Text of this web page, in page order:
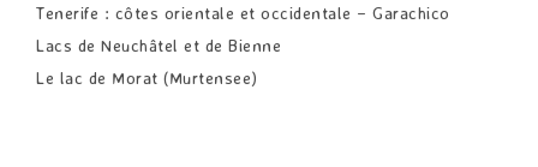
Tenerife : côtes orientale et occidentale – Garachico
Lacs de Neuchâtel et de Bienne
Le lac de Morat (Murtensee)